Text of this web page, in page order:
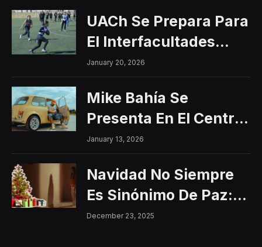
UACh Se Prepara Para
El Interfacultades
2026
January 20, 2026
Mike Bahía Se
Presenta En El Centro
Histórico Con Un
Concierto Gratuito
January 13, 2026
Navidad No Siempre
Es Sinónimo De Paz:
Aumentan Los
December 23, 2025